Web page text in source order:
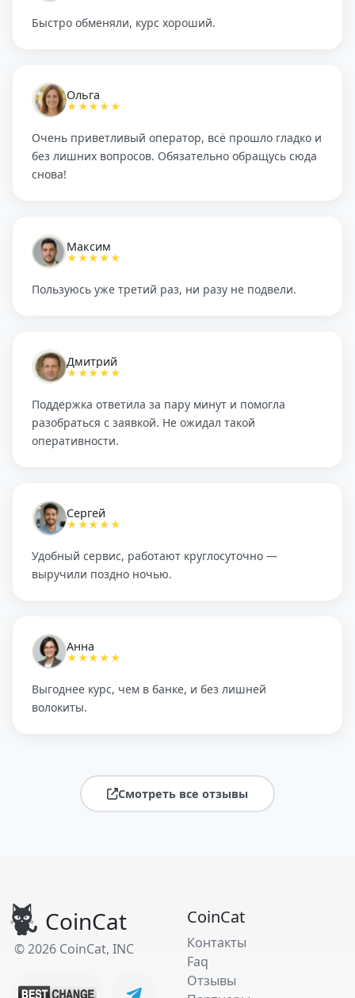
Быстро обменяли, курс хороший.
Ольга
★★★★★
Очень приветливый оператор, всё прошло гладко и
без лишних вопросов. Обязательно обращусь сюда
снова!
Максим
★★★★★
Пользуюсь уже третий раз, ни разу не подвели.
Дмитрий
★★★★★
Поддержка ответила за пару минут и помогла
разобраться с заявкой. Не ожидал такой
оперативности.
Сергей
★★★★★
Удобный сервис, работают круглосуточно —
выручили поздно ночью.
Анна
★★★★★
Выгоднее курс, чем в банке, и без лишней
волокиты.
Смотреть все отзывы
CoinCat
© 2026 CoinCat, INC
CoinCat
Контакты
Faq
Отзывы